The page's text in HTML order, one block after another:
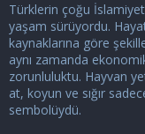
Türklerin çoğu
yaşam sürüyordu.
kaynaklarına göre
aynı zamanda
zorunluluktu. Hayvan
at, koyun ve sığır
sembolüydü.